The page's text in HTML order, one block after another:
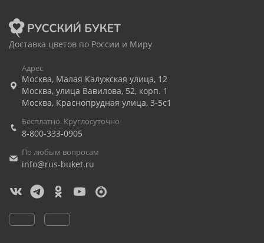
Доставка цветов по России и Миру
Адрес
Москва, Малая Калужская улица, 12
Москва, улица Вавилова, 52, корп. 1
Москва, Краснопрудная улица, 3-5с1
Бесплатно. Круглосуточно
8-800-333-0905
По любым вопросам
info@rus-buket.ru